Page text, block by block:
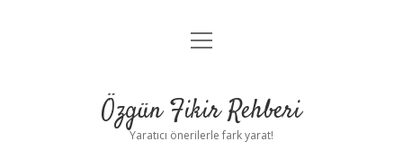
Gizlilik Politikası
Yasal Uyarı
menüyü
Özgün Fikir Rehberi
Yaratıcı önerilerle fark yarat!